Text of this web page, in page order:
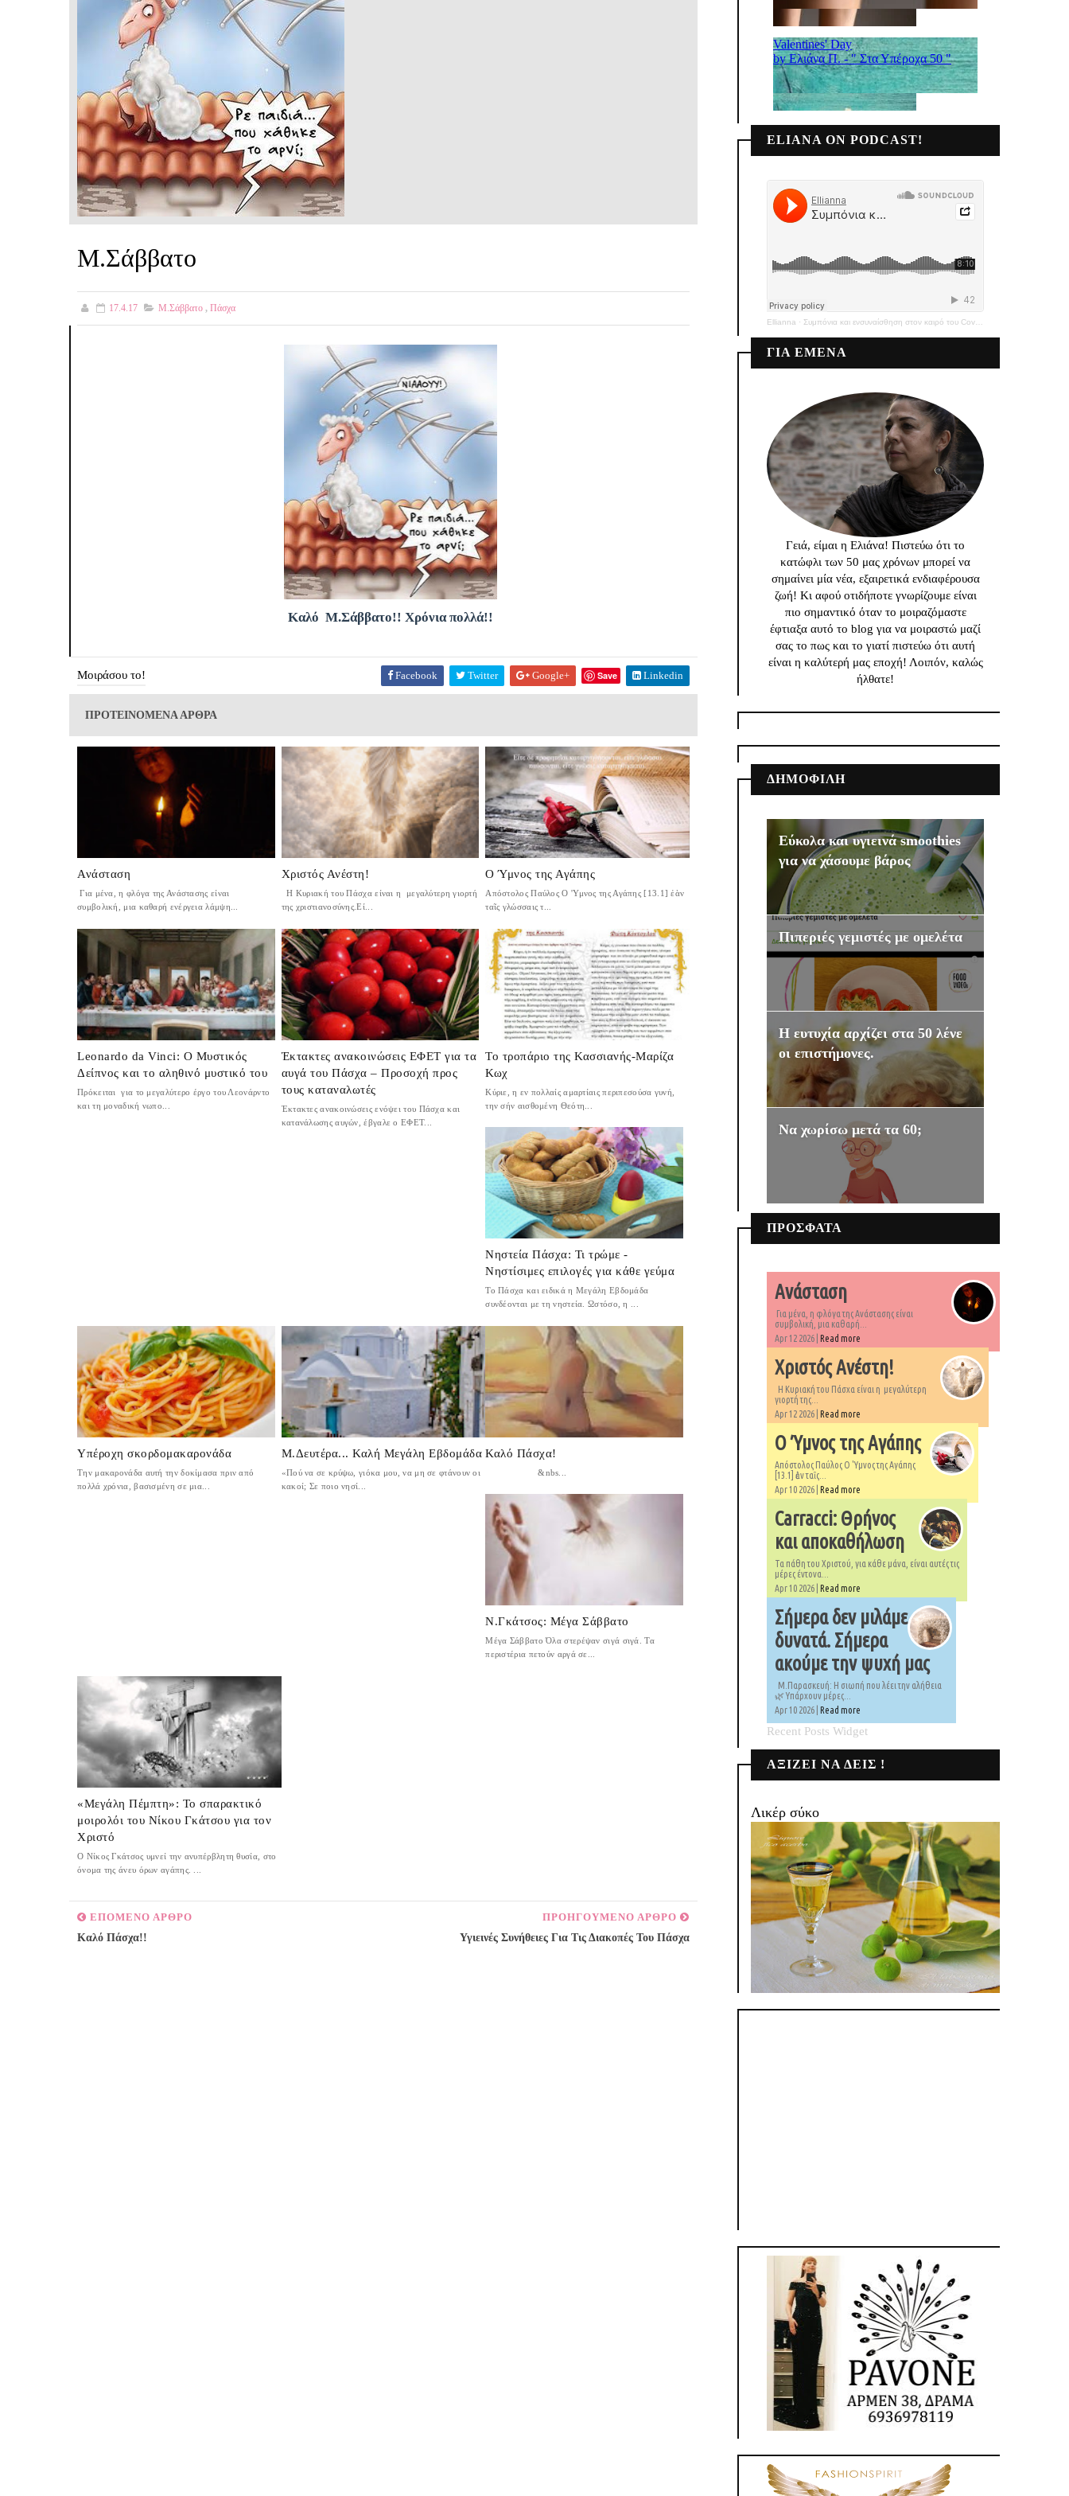
Μ.Σάββατο
17.4.17 Μ.Σάββατο , Πάσχα
Καλό Μ.Σάββατο!! Χρόνια πολλά!!
Μοιράσου το! Facebook Twitter Google+ Save Linkedin
ΠΡΟΤΕΙΝΟΜΕΝΑ ΑΡΘΡΑ
Ανάσταση
Για μένα, η φλόγα της Ανάστασης είναι
συμβολική, μια καθαρή ενέργεια λάμψη...
Χριστός Ανέστη!
Η Κυριακή του Πάσχα είναι η μεγαλύτερη γιορτή
της χριστιανοσύνης.Εί...
Ο Ύμνος της Αγάπης
Απόστολος Παύλος Ο 'Υμνος της Αγάπης [13.1] ἐὰν
ταῖς γλώσσαις τ...
Leonardo da Vinci: Ο Μυστικός
Δείπνος και το αληθινό μυστικό του
Πρόκειται για το μεγαλύτερο έργο του Λεονάρντο
και τη μοναδική νωπο...
Έκτακτες ανακοινώσεις ΕΦΕΤ για τα
αυγά του Πάσχα – Προσοχή προς
τους καταναλωτές
Έκτακτες ανακοινώσεις ενόψει του Πάσχα και
κατανάλωσης αυγών, έβγαλε ο ΕΦΕΤ...
Το τροπάριο της Κασσιανής-Μαρίζα
Κωχ
Κύριε, η εν πολλαίς αμαρτίαις περιπεσούσα γυνή,
την σήν αισθομένη Θεότη...
Νηστεία Πάσχα: Τι τρώμε -
Νηστίσιμες επιλογές για κάθε γεύμα
Το Πάσχα και ειδικά η Μεγάλη Εβδομάδα
συνδέονται με τη νηστεία. Ωστόσο, η ...
Υπέροχη σκορδομακαρονάδα
Την μακαρονάδα αυτή την δοκίμασα πριν από
πολλά χρόνια, βασισμένη σε μια...
Μ.Δευτέρα... Καλή Μεγάλη Εβδομάδα
«Πού να σε κρύψω, γιόκα μου, να μη σε φτάνουν οι
κακοί; Σε ποιο νησί...
Καλό Πάσχα!
&nbs...
Ν.Γκάτσος: Μέγα Σάββατο
Μέγα Σάββατο Όλα στερέψαν σιγά σιγά. Τα
περιστέρια πετούν αργά σε...
«Μεγάλη Πέμπτη»: Το σπαρακτικό
μοιρολόι του Νίκου Γκάτσου για τον
Χριστό
Ο Νίκος Γκάτσος υμνεί την ανυπέρβλητη θυσία, στο
όνομα της άνευ όρων αγάπης. ...
ΕΠΟΜΕΝΟ ΑΡΘΡΟ
Καλό Πάσχα!!
ΠΡΟΗΓΟΥΜΕΝΟ ΑΡΘΡΟ
Υγιεινές Συνήθειες Για Τις Διακοπές Του Πάσχα
ELIANA ON PODCAST!
Ellianna · Συμπόνια και ενσυναίσθηση στον καιρό του Covid-19
ΓΙΑ ΕΜΕΝΑ
Γειά, είμαι η Ελιάνα! Πιστεύω ότι το
κατώφλι των 50 μας χρόνων μπορεί να
σημαίνει μία νέα, εξαιρετικά ενδιαφέρουσα
ζωή! Κι αφού οτιδήποτε γνωρίζουμε είναι
πιο σημαντικό όταν το μοιραζόμαστε
έφτιαξα αυτό το blog για να μοιραστώ μαζί
σας το πως και το γιατί πιστεύω ότι αυτή
είναι η καλύτερή μας εποχή! Λοιπόν, καλώς
ήλθατε!
ΔΗΜΟΦΙΛΗ
Εύκολα και υγιεινά smoothies
για να χάσουμε βάρος
Πιπεριές γεμιστές με ομελέτα
Η ευτυχία αρχίζει στα 50 λένε
οι επιστήμονες.
Να χωρίσω μετά τα 60;
ΠΡΟΣΦΑΤΑ
Ανάσταση
Για μένα, η φλόγα της Ανάστασης είναι
συμβολική, μια καθαρή...
Apr 12 2026 | Read more
Χριστός Ανέστη!
Η Κυριακή του Πάσχα είναι η μεγαλύτερη
γιορτή της...
Apr 12 2026 | Read more
Ο Ύμνος της Αγάπης
Απόστολος Παύλος Ο 'Υμνος της Αγάπης
[13.1] ἐὰν ταῖς...
Apr 10 2026 | Read more
Carracci: Θρήνος
και αποκαθήλωση
Τα πάθη του Χριστού, για κάθε μάνα, είναι αυτές τις
μέρες έντονα...
Apr 10 2026 | Read more
Σήμερα δεν μιλάμε
δυνατά. Σήμερα
ακούμε την ψυχή μας
Μ.Παρασκευή: Η σιωπή που λέει την αλήθεια
🌿 Υπάρχουν μέρες...
Apr 10 2026 | Read more
Recent Posts Widget
ΑΞΙΖΕΙ ΝΑ ΔΕΙΣ !
Λικέρ σύκο